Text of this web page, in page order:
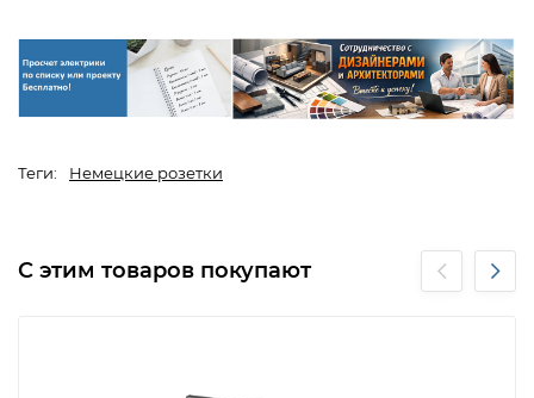
Теги: Немецкие розетки
С этим товаров покупают